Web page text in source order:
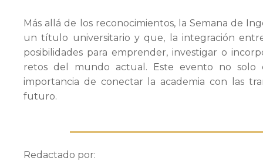
Más allá de los reconocimientos, la Semana de
un título universitario y que, la integración
posibilidades para emprender, investigar o
retos del mundo actual. Este evento no
importancia de conectar la academia con las
futuro.
Redactado por: